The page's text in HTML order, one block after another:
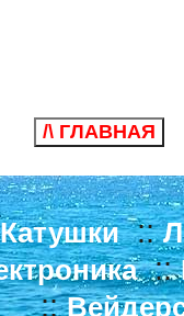
/\ ГЛАВНАЯ
Катушки::
::
::